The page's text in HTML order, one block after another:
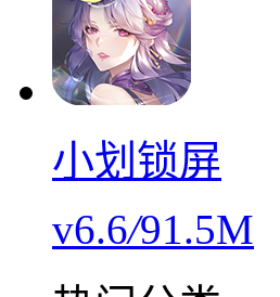
小划锁屏
v6.6/91.5M